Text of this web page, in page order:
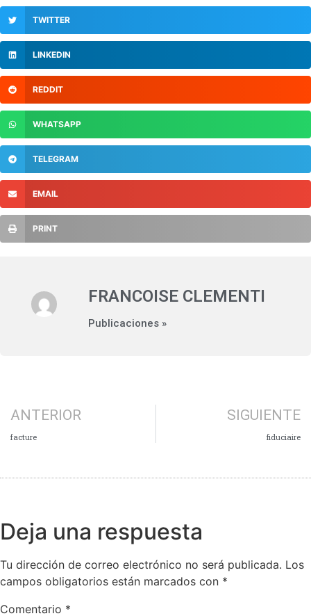
TWITTER
LINKEDIN
REDDIT
WHATSAPP
TELEGRAM
EMAIL
PRINT
FRANCOISE CLEMENTI
Publicaciones »
ANTERIOR
facture
SIGUIENTE
fiduciaire
Deja una respuesta
Tu dirección de correo electrónico no será publicada. Los
campos obligatorios están marcados con *
Comentario *